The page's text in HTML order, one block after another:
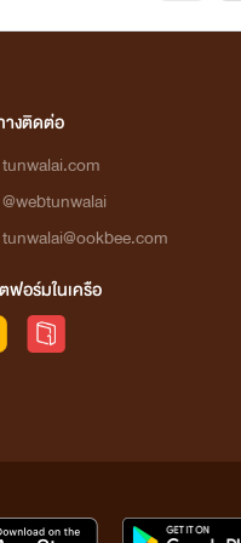
างติดต่อ
tunwalai.com
@webtunwalai
tunwalai@ookbee.com
ฟอร์มในเครือ